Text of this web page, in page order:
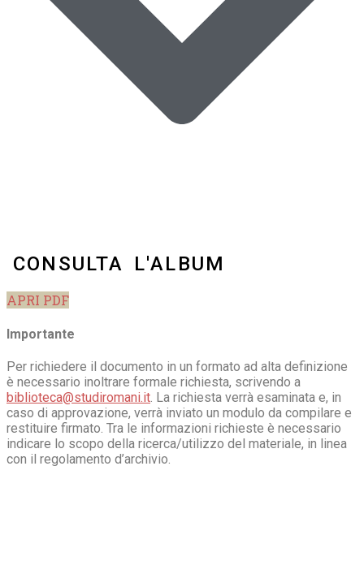
CONSULTA L'ALBUM
APRI PDF
Importante
Per richiedere il documento in un formato ad alta definizione
è necessario inoltrare formale richiesta, scrivendo a
biblioteca@studiromani.it. La richiesta verrà esaminata e, in
caso di approvazione, verrà inviato un modulo da compilare e
restituire firmato. Tra le informazioni richieste è necessario
indicare lo scopo della ricerca/utilizzo del materiale, in linea
con il regolamento d’archivio.